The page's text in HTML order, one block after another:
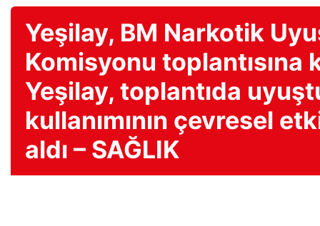
Yeşilay, BM Narkotik
Komisyonu toplantısına
Yeşilay, toplantıda
kullanımının çevresel
aldı – SAĞLIK